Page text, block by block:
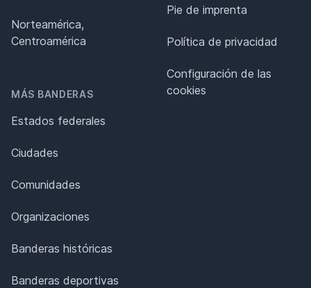
Norteamérica,
Centroamérica
MÁS BANDERAS
Estados federales
Ciudades
Comunidades
Organizaciones
Banderas históricas
Banderas deportivas
Pie de imprenta
Política de privacidad
Configuración de las
cookies